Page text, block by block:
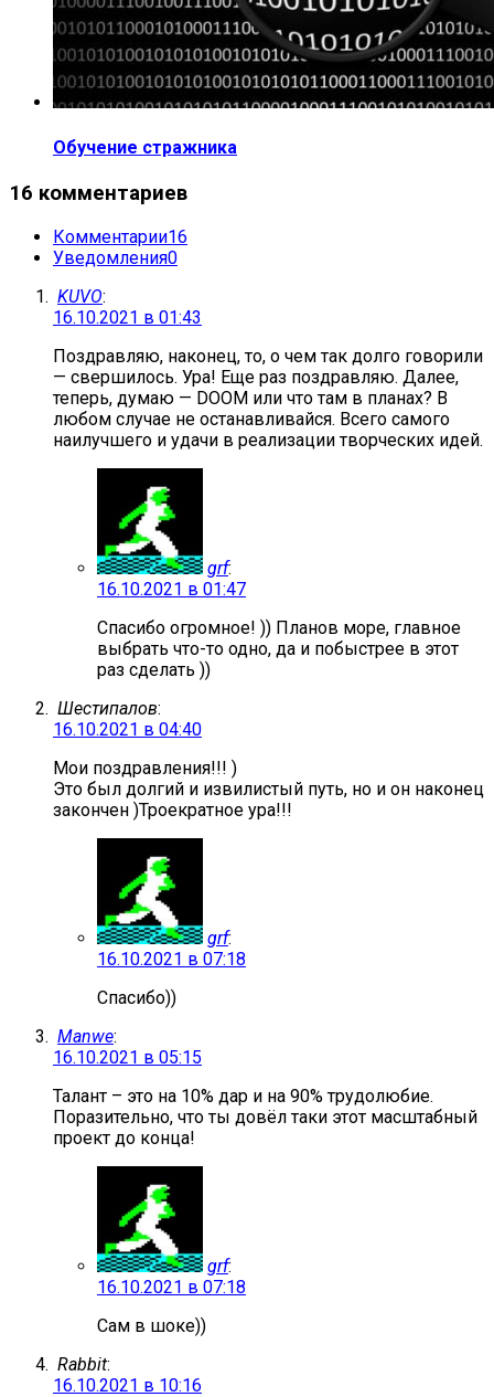
Обучение стражника
16 комментариев
Комментарии16
Уведомления0
KUVO:
16.10.2021 в 01:43
Поздравляю, наконец, то, о чем так долго говорили
— свершилось. Ура! Еще раз поздравляю. Далее,
теперь, думаю — DOOM или что там в планах? В
любом случае не останавливайся. Всего самого
наилучшего и удачи в реализации творческих идей.
grf:
16.10.2021 в 01:47
Спасибо огромное! )) Планов море, главное
выбрать что-то одно, да и побыстрее в этот
раз сделать ))
Шестипалов:
16.10.2021 в 04:40
Мои поздравления!!! )
Это был долгий и извилистый путь, но и он наконец
закончен )Троекратное ура!!!
grf:
16.10.2021 в 07:18
Спасибо))
Manwe:
16.10.2021 в 05:15
Талант – это на 10% дар и на 90% трудолюбие.
Поразительно, что ты довёл таки этот масштабный
проект до конца!
grf:
16.10.2021 в 07:18
Сам в шоке))
Rabbit:
16.10.2021 в 10:16